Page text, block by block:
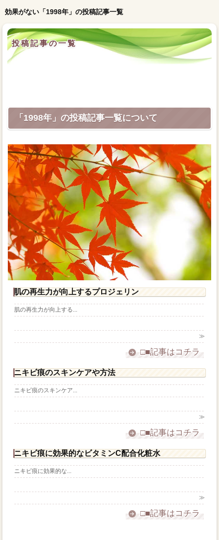
効果がない「1998年」の投稿記事一覧
投稿記事の一覧
「1998年」の投稿記事一覧について
肌の再生力が向上するプロジェリン
肌の再生力が向上する...
≫
□■記事はコチラ
ニキビ痕のスキンケアや方法
ニキビ痕のスキンケア...
≫
□■記事はコチラ
ニキビ痕に効果的なビタミンC配合化粧水
ニキビ痕に効果的な...
≫
□■記事はコチラ